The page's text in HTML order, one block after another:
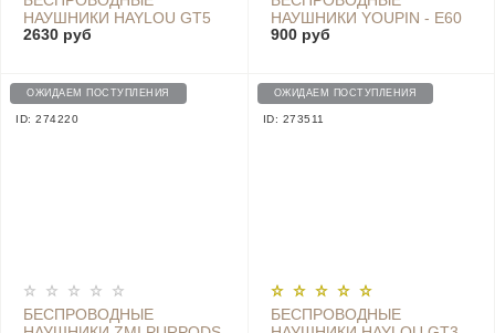
НАУШНИКИ HAYLOU GT5
TRUE WIRELESS
2630 руб
НАУШНИКИ YOUPIN - E60
CLASSIC WHITE
900 руб
ОЖИДАЕМ ПОСТУПЛЕНИЯ
ID: 274220
БЕСПРОВОДНЫЕ
ОЖИДАЕМ ПОСТУПЛЕНИЯ
ID: 273511
БЕСПРОВОДНЫЕ